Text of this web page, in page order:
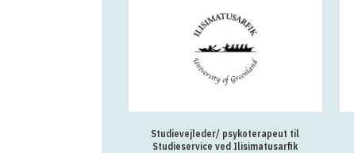
Studievejleder/ psykoterapeut til
Studieservice ved Ilisimatusarfik